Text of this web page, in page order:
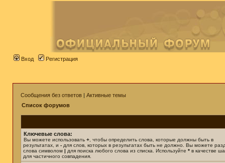
Вход Регистрация
Сообщения без ответов | Активные темы
Список форумов
Ключевые слова:
Вы можете использовать + , чтобы определить слова, которые должны быть в
результатах, и - для слов, которых в результатах быть не должно. Вы можете
слова символом | для поиска любого слова из списка. Используйте * в качестве
для частичного совпадения.